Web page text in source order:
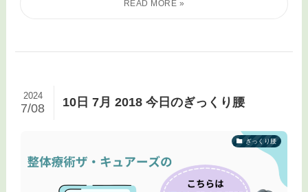
10日 7月 2018 今日のぎっくり腰
2024
7/08
ぎっくり腰